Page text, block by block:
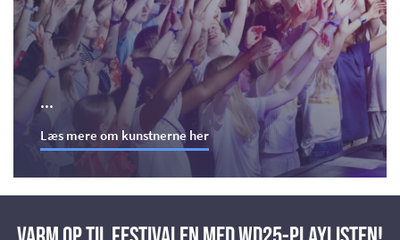
...
Læs mere om kunstnerne her